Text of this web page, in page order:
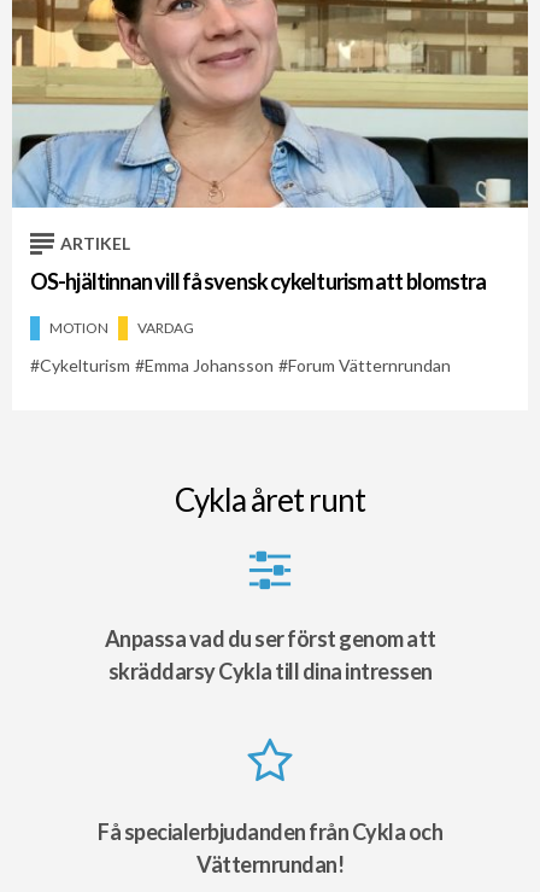
ARTIKEL
OS-hjältinnan vill få svensk cykelturism att blomstra
MOTION VARDAG
Cykelturism Emma Johansson Forum Vätternrundan
Cykla året runt
Anpassa vad du ser först genom att
skräddarsy Cykla till dina intressen
Få specialerbjudanden från Cykla och
Vätternrundan!